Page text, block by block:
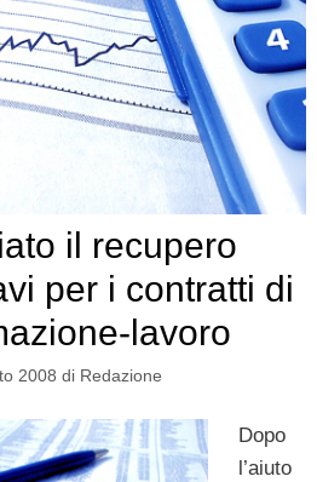
il recupero
per i contratti di
lavoro
2008 di Redazione
Dopo
l’aiuto